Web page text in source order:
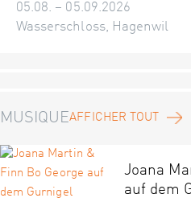
05.08. – 05.09.2026
Wasserschloss, Hagenwil
MUSIQUEAFFICHER TOUT
Joana
auf dem